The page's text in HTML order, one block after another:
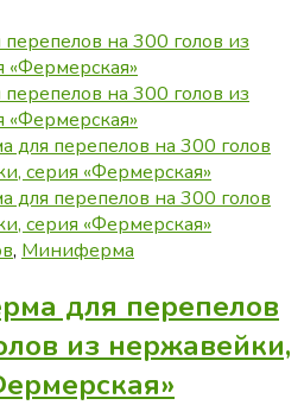
, Миниферма
для перепелов
из нержавейки,